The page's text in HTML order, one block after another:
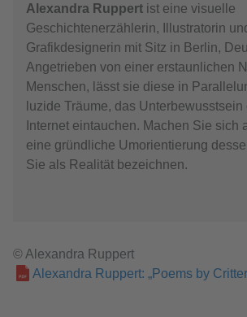
Alexandra Ruppert ist eine visuelle
Geschichtenerzählerin, Illustratorin
Grafikdesignerin mit Sitz in Berlin,
Angetrieben von einer erstaunlichen
Menschen, lässt sie diese in
luzide Träume, das Unterbewusstsein
Internet eintauchen. Machen Sie sich
eine gründliche Umorientierung
Sie als Realität bezeichnen.
© Alexandra Ruppert
Alexandra Ruppert: „Poems by